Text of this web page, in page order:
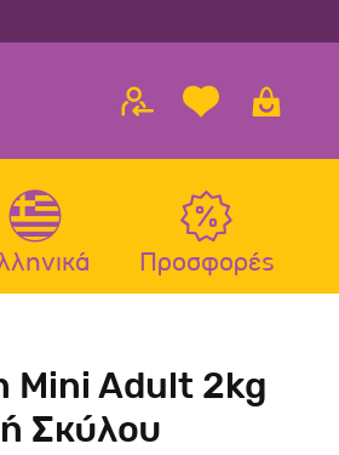
Ποτίστρες Σκύλου
Σκύλου
Ποτίστρες Γάτας
Σαμαράκια Γάτας
Προσφορές
Mini Adult 2kg
Σκύλου